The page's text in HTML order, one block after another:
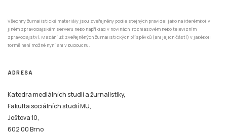
Všechny žurnalistické materiály jsou zveřejněny podle stejných pravidel jako na kterémkoliv
jiném zpravodajském serveru nebo například v novinách, rozhlasovém nebo televizním
zpravodajství. Mazání už zveřejněných žurnalistických příspěvků (ani jejich částí) v jakékoli
formě není možné nyní ani v budoucnu.
ADRESA
Katedra mediálních studií a žurnalistiky,
Fakulta sociálních studií MU,
Joštova 10,
602 00 Brno